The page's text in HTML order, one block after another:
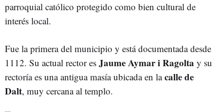
parroquial católico protegido como bien cultural de
interés local.
Fue la primera del municipio y está documentada desde
1112. Su actual rector es Jaume Aymar i Ragolta y su
rectoría es una antigua masía ubicada en lacalle de
Dalt, muy cercana al templo.